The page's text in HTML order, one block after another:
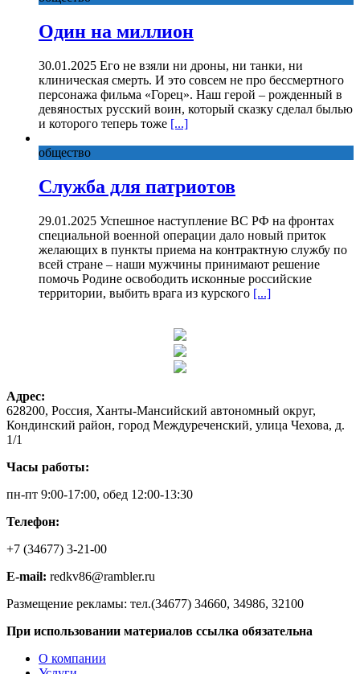
Один на миллион
30.01.2025 Его не взяли ни дроны, ни танки, ни
клиническая смерть. И это совсем не про бессмертного
персонажа фильма «Горец». Наш герой – рожденный в
девяностых русский воин, который сказку сделал былью
и которого теперь тоже [...]
общество
Служба для патриотов
29.01.2025 Успешное наступление ВС РФ на фронтах
специальной военной операции дало новый приток
желающих в пункты приема на контрактную службу по
всей стране – наши мужчины принимают решение
помочь Родине освободить исконные российские
территории, выбить врага из курского [...]
Адрес:
628200, Россия, Ханты-Мансийский автономный округ,
Кондинский район, город Междуреченский, улица Чехова, д.
1/1
Часы работы:
пн-пт 9:00-17:00, обед 12:00-13:30
Телефон:
+7 (34677) 3-21-00
E-mail: redkv86@rambler.ru
Размещение рекламы: тел.(34677) 34660, 34986, 32100
При использовании материалов ссылка обязательна
О компании